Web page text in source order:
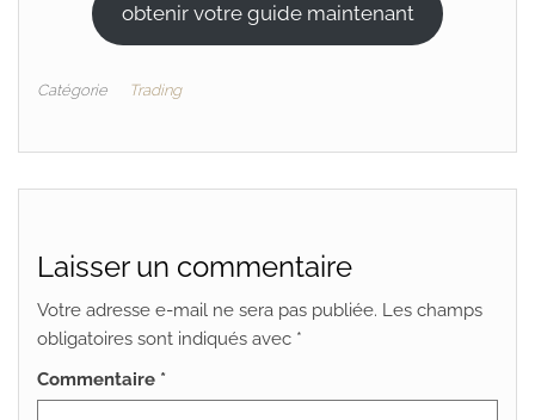
obtenir votre guide maintenant
Catégorie Trading
Laisser un commentaire
Votre adresse e-mail ne sera pas publiée. Les champs
obligatoires sont indiqués avec *
Commentaire *